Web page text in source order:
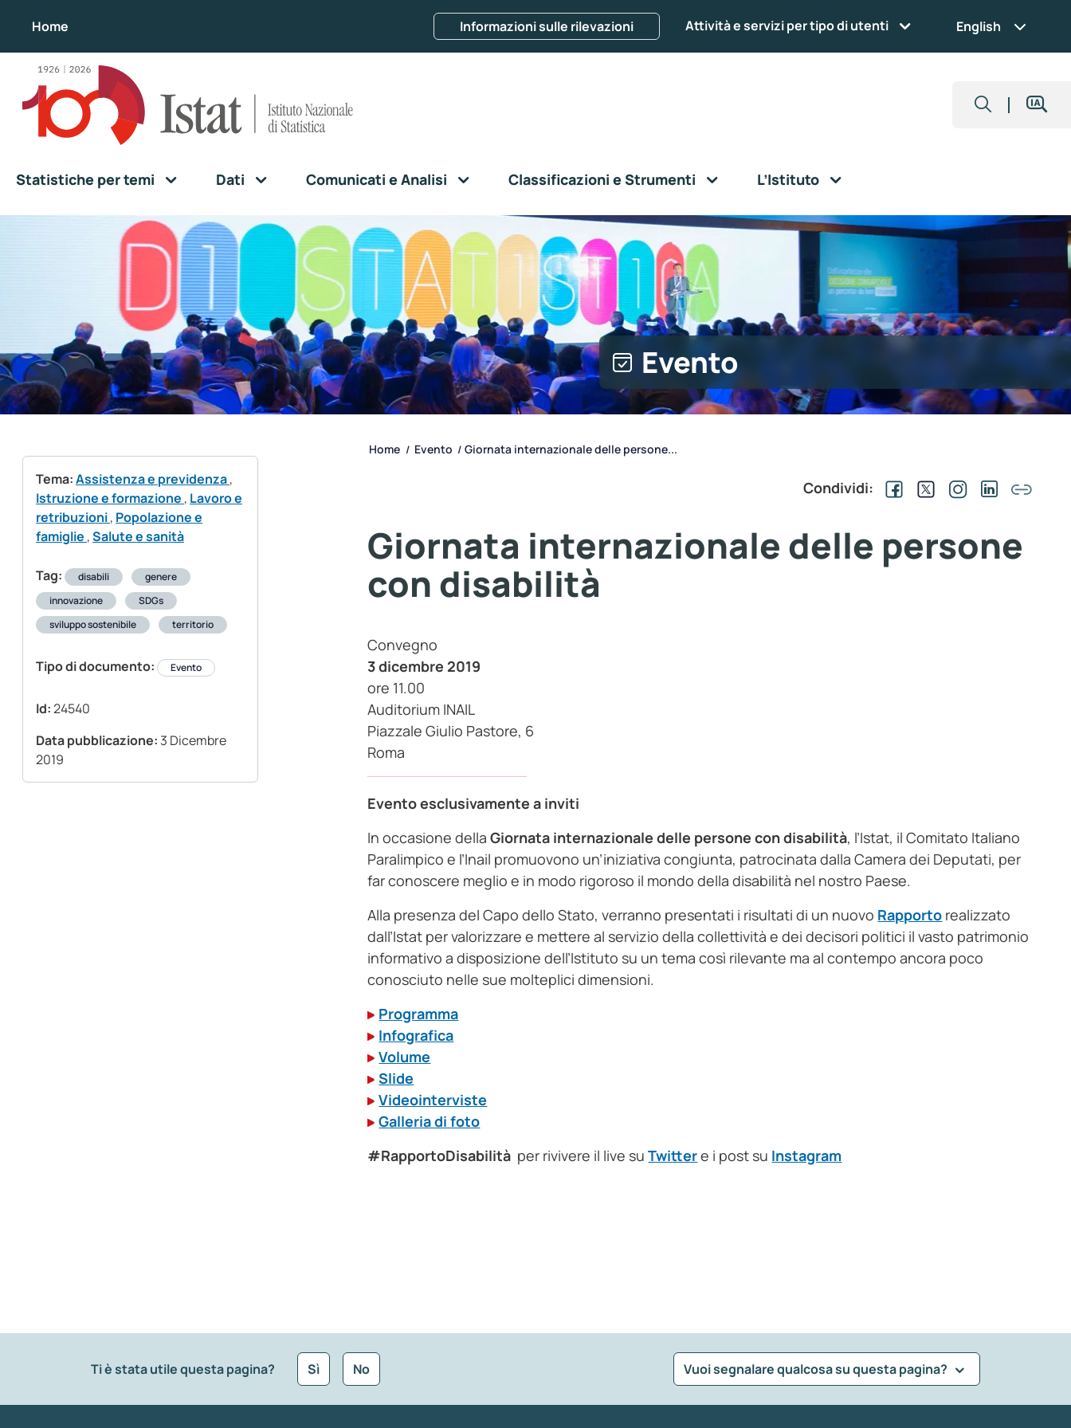
Home Informazioni sulle rilevazioni Attività e servizi per tipo di utenti English
Statistiche per temi Dati Comunicati e Analisi Classificazioni e Strumenti L’Istituto
Evento
Tema:Assistenza e previdenza,
Istruzione e formazione , Lavoro e
retribuzioni, Popolazione e
famiglie ,Salute e sanità
Tag: disabili
genere
innovazione
SDGs
sviluppo sostenibile
territorio
Tipo di documento: Evento
Id:24540
Data pubblicazione: 3 Dicembre
2019
Home / Evento / Giornata internazionale delle persone...
Condividi:
Giornata internazionale delle persone
con disabilità
Convegno
3 dicembre 2019
ore 11.00
Auditorium INAIL
Piazzale Giulio Pastore, 6
Roma
Evento esclusivamente a inviti
In occasione dellaGiornata internazionale delle persone con disabilità, l’Istat, il Comitato Italiano
Paralimpico e l’Inail promuovono un’iniziativa congiunta, patrocinata dalla Camera dei Deputati, per
far conoscere meglio e in modo rigoroso il mondo della disabilità nel nostro Paese.
Alla presenza del Capo dello Stato, verranno presentati i risultati di un nuovo Rapporto realizzato
dall’Istat per valorizzare e mettere al servizio della collettività e dei decisori politici il vasto patrimonio
informativo a disposizione dell’Istituto su un tema così rilevante ma al contempo ancora poco
conosciuto nelle sue molteplici dimensioni.
Programma
Infografica
Volume
Slide
Videointerviste
Galleria di foto
#RapportoDisabilità per rivivere il live suTwittere i post su Instagram
Ti è stata utile questa pagina? Sì No Vuoi segnalare qualcosa su questa pagina?